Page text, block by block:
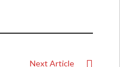
Next Article